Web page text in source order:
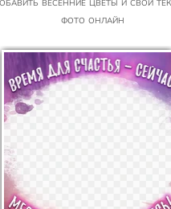
фото онлайн